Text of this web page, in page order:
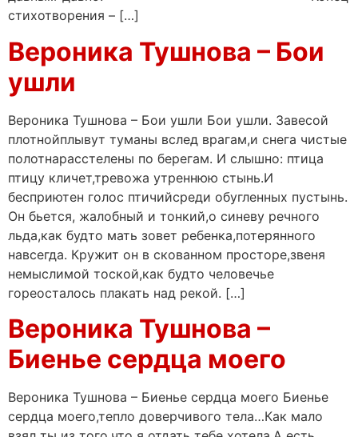
стихотворения – […]
Вероника Тушнова – Бои
ушли
Вероника Тушнова – Бои ушли Бои ушли. Завесой
плотнойплывут туманы вслед врагам,и снега чистые
полотнарасстелены по берегам. И слышно: птица
птицу кличет,тревожа утреннюю стынь.И
бесприютен голос птичийсреди обугленных пустынь.
Он бьется, жалобный и тонкий,о синеву речного
льда,как будто мать зовет ребенка,потерянного
навсегда. Кружит он в скованном просторе,звеня
немыслимой тоской,как будто человечье
гореосталось плакать над рекой. […]
Вероника Тушнова –
Биенье сердца моего
Вероника Тушнова – Биенье сердца моего Биенье
сердца моего,тепло доверчивого тела…Как мало